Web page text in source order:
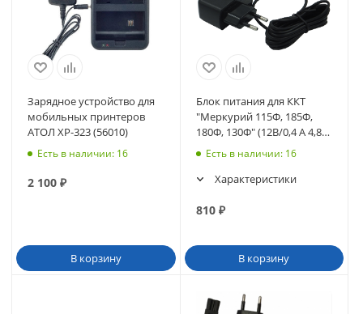
Зарядное устройство для
мобильных принтеров
АТОЛ XP-323 (56010)
Есть в наличии: 16
2 100 ₽
В корзину
Блок питания для ККТ
"Меркурий 115Ф, 185Ф,
180Ф, 130Ф" (12В/0,4 А 4,8
Вт)Есть в наличии: 16
Характеристики
810₽
В корзину